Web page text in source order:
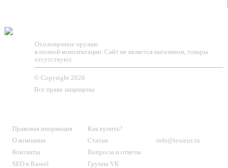
Охолощенное оружие
в полной комплектации. Сайт не является магазином, товары
отсутствуют.
© Copyright 2026
Все права защищены
Правовая инормация
О компании
Контакты
SEO в Rassol
Как купить?
Статьи
Вопросы и ответы
Группа VK
info@tesseus.ru